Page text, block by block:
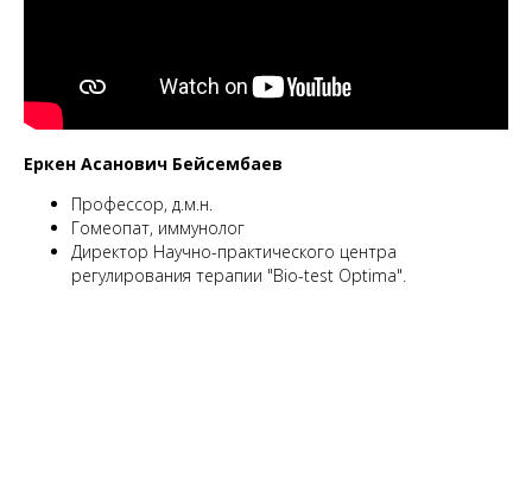
Еркен Асанович Бейсембаев
Профессор, д.м.н.
Гомеопат, иммунолог
Директор Научно-практического центра
регулирования терапии "Bio-test Optima".